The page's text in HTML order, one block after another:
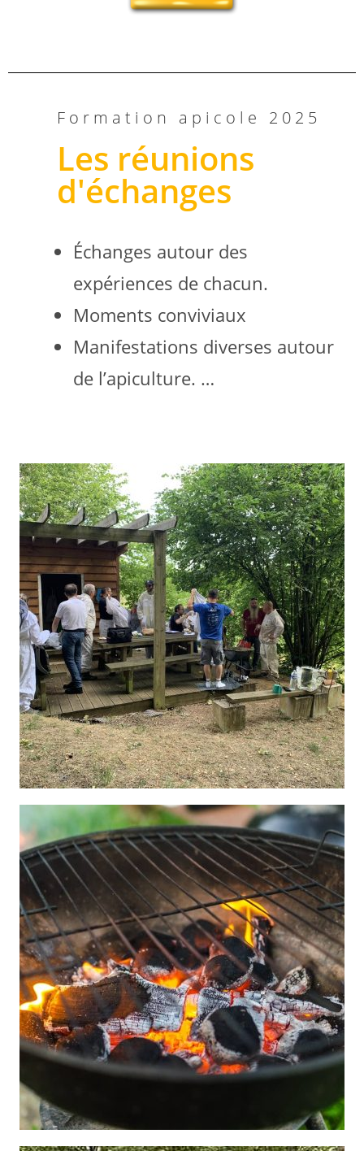
Formation apicole 2025
Les réunions
d'échanges
Échanges autour des
expériences de chacun.
Moments conviviaux
Manifestations diverses autour
de l’apiculture. …